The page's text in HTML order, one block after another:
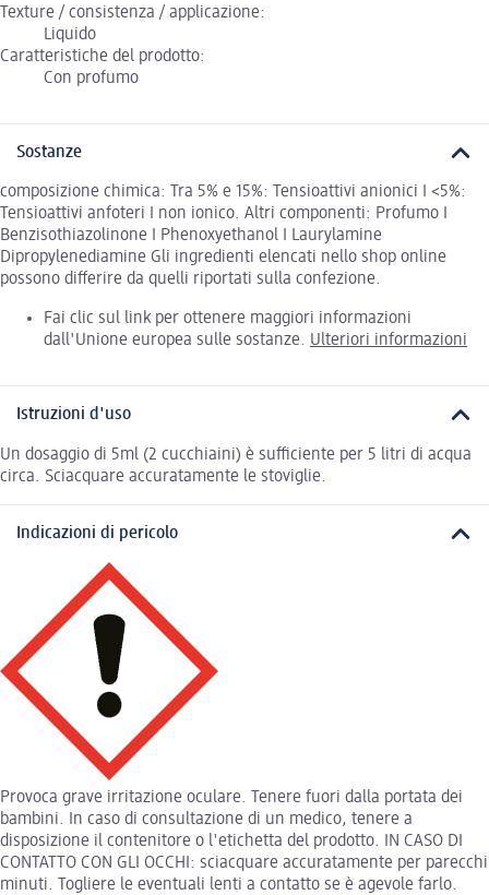
Texture / consistenza / applicazione:
Liquido
Caratteristiche del prodotto:
Con profumo
Sostanze
composizione chimica: Tra 5% e 15%: Tensioattivi anionici I <5%:
Tensioattivi anfoteri I non ionico. Altri componenti: Profumo I
Benzisothiazolinone I Phenoxyethanol I Laurylamine
Dipropylenediamine Gli ingredienti elencati nello shop online
possono differire da quelli riportati sulla confezione.
Fai clic sul link per ottenere maggiori informazioni
dall'Unione europea sulle sostanze. Ulteriori informazioni
Istruzioni d'uso
Un dosaggio di 5ml (2 cucchiaini) è sufficiente per 5 litri di acqua
circa. Sciacquare accuratamente le stoviglie.
Indicazioni di pericolo
Provoca grave irritazione oculare. Tenere fuori dalla portata dei
bambini. In caso di consultazione di un medico, tenere a
disposizione il contenitore o l'etichetta del prodotto. IN CASO DI
CONTATTO CON GLI OCCHI: sciacquare accuratamente per parecchi
minuti. Togliere le eventuali lenti a contatto se è agevole farlo.